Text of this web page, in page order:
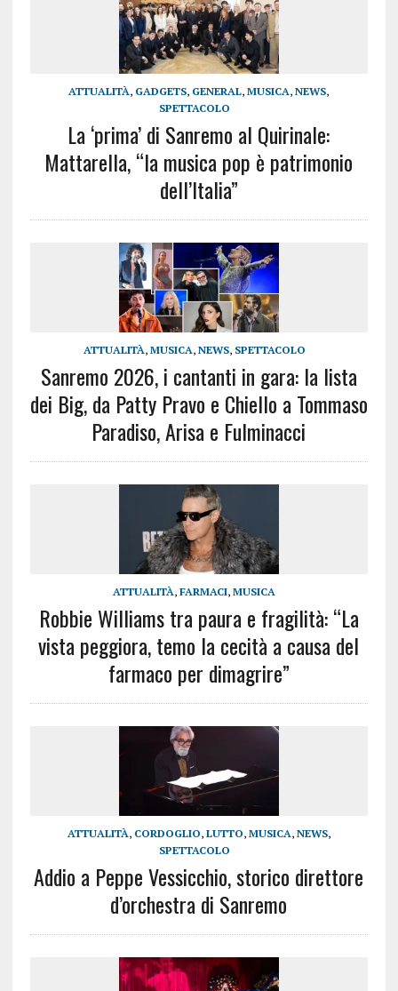
ATTUALITÀ, GADGETS, GENERAL,MUSICA,NEWS,
SPETTACOLO
La ‘prima’ di Sanremo al Quirinale:
Mattarella, “la musica pop è patrimonio
dell’Italia”
ATTUALITÀ, MUSICA, NEWS, SPETTACOLO
Sanremo 2026, i cantanti in gara: la lista
dei Big, da Patty Pravo e Chiello a Tommaso
Paradiso, Arisa e Fulminacci
ATTUALITÀ,FARMACI,MUSICA
Robbie Williams tra paura e fragilità: “La
vista peggiora, temo la cecità a causa del
farmaco per dimagrire”
ATTUALITÀ, CORDOGLIO, LUTTO, MUSICA, NEWS,
SPETTACOLO
Addio a Peppe Vessicchio, storico direttore
d’orchestra di Sanremo